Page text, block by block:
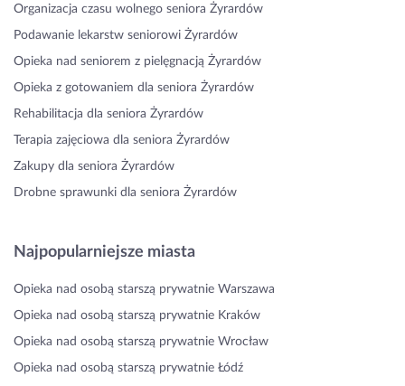
Organizacja czasu wolnego seniora Żyrardów
Podawanie lekarstw seniorowi Żyrardów
Opieka nad seniorem z pielęgnacją Żyrardów
Opieka z gotowaniem dla seniora Żyrardów
Rehabilitacja dla seniora Żyrardów
Terapia zajęciowa dla seniora Żyrardów
Zakupy dla seniora Żyrardów
Drobne sprawunki dla seniora Żyrardów
Najpopularniejsze miasta
Opieka nad osobą starszą prywatnie Warszawa
Opieka nad osobą starszą prywatnie Kraków
Opieka nad osobą starszą prywatnie Wrocław
Opieka nad osobą starszą prywatnie Łódź